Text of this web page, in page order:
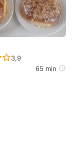
Recept ještě nebyl
3,9
65 min